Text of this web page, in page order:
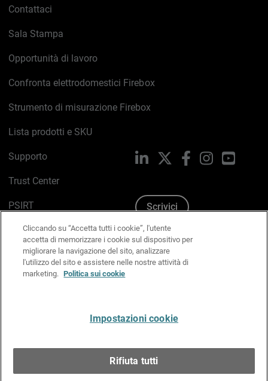
Contattaci
Sala Stampa
Opportunità di lavoro
Confronta elettrodomestici Firebox
Strumento di misurazione Firebox
Lista prodotti e SKU
Supporto
Trust Center
PSIRT
Politica sui cookie
Informativa sulla privacy
Kit Media & Brand
LinkedIn FacebookInstagram
Scrivici
Cliccando su “Accetta tutti i cookie”, l'utente
accetta di memorizzare i cookie sul dispositivo per
migliorare la navigazione del sito, analizzare
l'utilizzo del sito e assistere nelle nostre attività di
marketing. Politica sui cookie
Impostazioni cookie
Rifiuta tutti